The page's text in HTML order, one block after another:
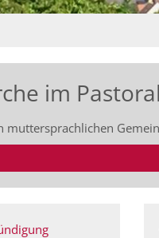
im
muttersprachlichen